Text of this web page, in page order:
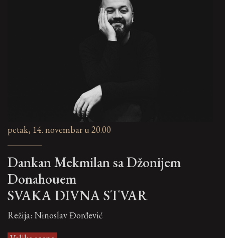
petak, 14. novembar u 20.00
Dankan Mekmilan sa Džonijem
Donahouem
SVAKA DIVNA STVAR
Režija: Ninoslav Đorđević